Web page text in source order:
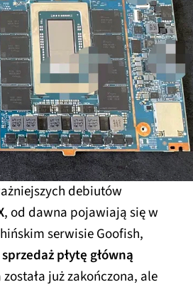
debiutów
, od dawna pojawiają się w
serwisie Goofish,
płytę główną
już zakończona, ale